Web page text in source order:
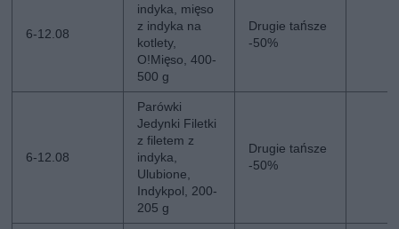
6-12.08
indyka, mięso
z indyka na
kotlety,
O!Mięso, 400-
500 g
Drugie tańsze
-50%
6-12.08
Parówki
Jedynki Filetki
z filetem z
indyka,
Ulubione,
Indykpol, 200-
205 g
Drugie tańsze
-50%